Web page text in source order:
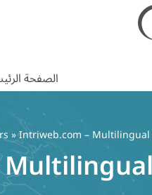
الصفحة
» Intriweb.com –